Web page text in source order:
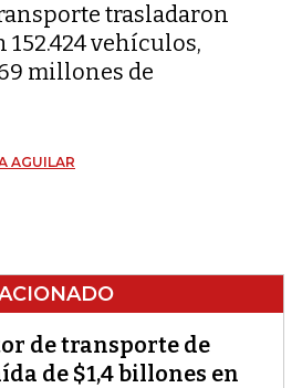
trasladaron
vehículos,
millones de
AGUILAR
de transporte de
de $1,4 billones en